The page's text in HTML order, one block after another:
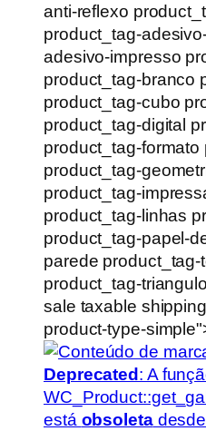
anti-reflexo
product_tag-
adesivo-impresso
product_tag-branco
product_tag-cubo
product_tag-digital
product_tag-
product_tag-
product_tag-
product_tag-linhas
product_tag-papel-
parede
product_tag-
sale taxable
product-type-
Deprecated : A
está obsoletadesde